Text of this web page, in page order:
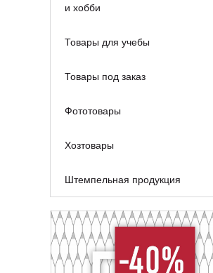
и хобби
Товары для учебы
Товары под заказ
Фототовары
Хозтовары
Штемпельная продукция